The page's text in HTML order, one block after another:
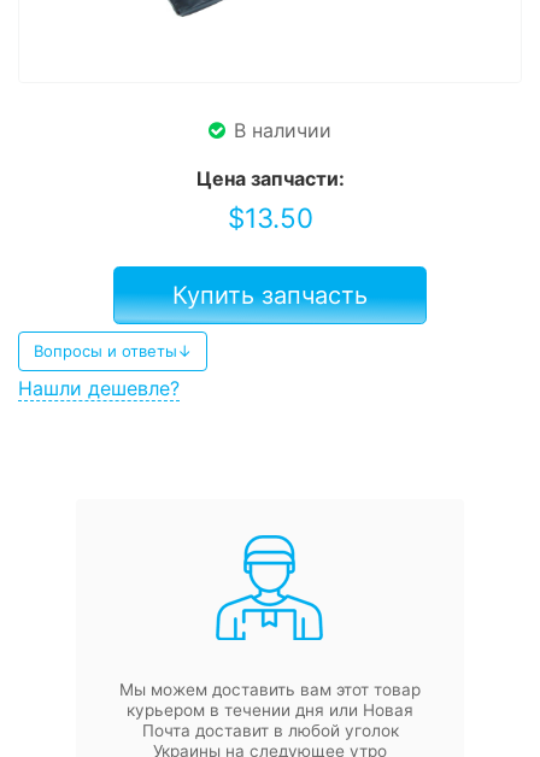
В наличии
Цена запчасти:
$13.50
Купить запчасть
Вопросы и ответы↓
Нашли дешевле?
Мы можем доставить вам этот товар
курьером в течении дня или Новая
Почта доставит в любой уголок
Украины на следующее утро